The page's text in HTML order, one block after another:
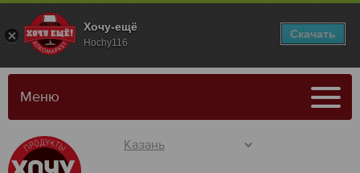
Хочу-ещё
Hochy116
Скачать
Меню